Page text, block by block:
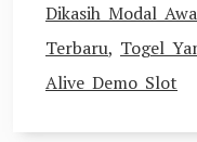
Dikasih Modal
Terbaru, Togel
Alive Demo Slot